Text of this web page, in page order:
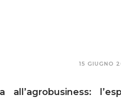
15 GIUGNO
all’agrobusiness: